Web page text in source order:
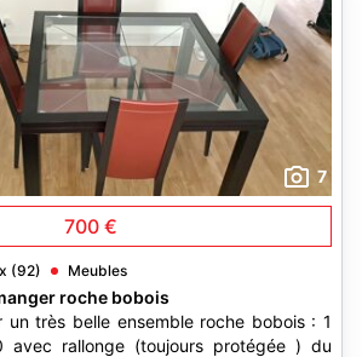
7
700 €
(92) Meubles
roche bobois
un très belle ensemble roche bobois : 1
avec rallonge (toujours protégée ) du